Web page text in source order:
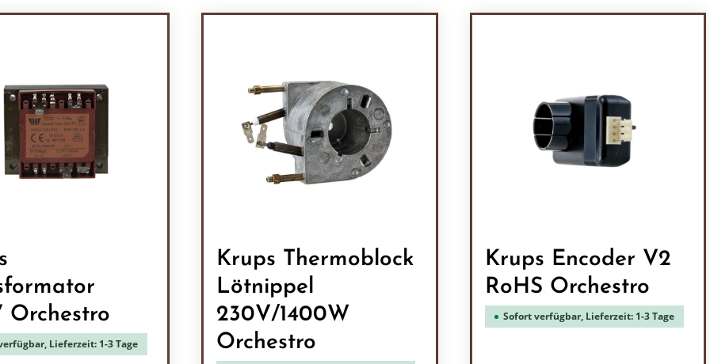
Orchestro
Lieferzeit: 1-3 Tage
Krups Thermoblock
Lötnippel
230V/1400W
Orchestro
Krups Encoder V2
RoHS Orchestro
Sofort verfügbar, Lieferzeit: 1-3 Tage